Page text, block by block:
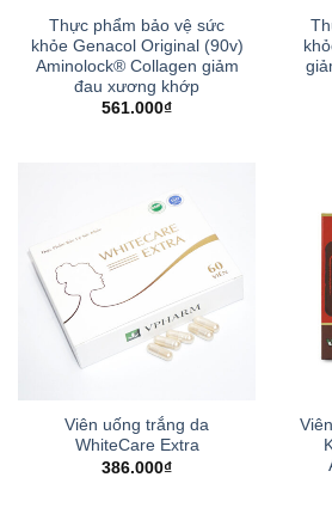
Thực phẩm bảo vệ sức
khỏe Genacol Original (90v)
Aminolock® Collagen giảm
đau xương khớp
561.000₫
Viên uống trắng da
WhiteCare Extra
386.000₫